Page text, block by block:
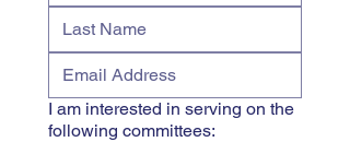
I am interested in serving on the
following committees: